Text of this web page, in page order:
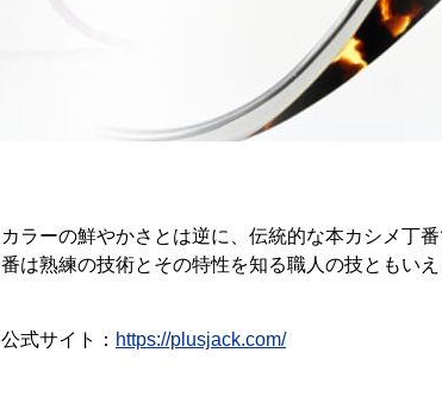
カラーの鮮やかさとは逆に、伝統的な本カシメ丁
番は熟練の技術とその特性を知る職人の技ともいえ
公式サイト： https://plusjack.com/